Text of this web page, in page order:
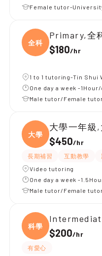
Female tutor-
全科
Primary,全
$180/hr
1 to 1 tutoring-Tin Shui
One day a week -
Male tutor/Female
大學
大學一年級
$450/hr
長期補習 互動教學
Video tutoring
One day a week -
Male tutor/Female
科學
$200/hr
有愛心